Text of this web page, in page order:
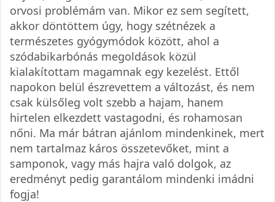
orvosi problémám van. Mikor ez sem segített,
akkor döntöttem úgy, hogy szétnézek a
természetes gyógymódok között, ahol a
szódabikarbónás megoldások közül
kialakítottam magamnak egy kezelést. Ettől
napokon belül észrevettem a változást, és nem
csak külsőleg volt szebb a hajam, hanem
hirtelen elkezdett vastagodni, és rohamosan
nőni. Ma már bátran ajánlom mindenkinek, mert
nem tartalmaz káros összetevőket, mint a
samponok, vagy más hajra való dolgok, az
eredményt pedig garantálom mindenki imádni
fogja!